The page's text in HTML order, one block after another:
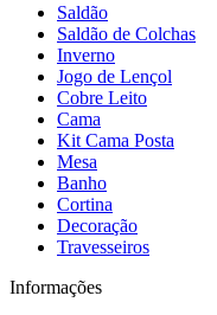
Saldão
Saldão de Colchas
Inverno
Jogo de Lençol
Cobre Leito
Cama
Kit Cama Posta
Mesa
Banho
Cortina
Decoração
Travesseiros
Informações